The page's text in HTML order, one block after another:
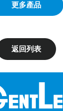
更多產品
返回列表